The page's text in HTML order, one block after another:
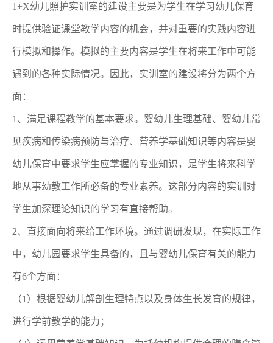
1+X幼儿照护实训室的建设主要是为学生在学习幼儿保育
时提供验证课堂教学内容的机会，并对重要的实践内容进
行模拟和操作。模拟的主要内容是学生在将来工作中可能
遇到的各种实际情况。因此，实训室的建设将分为两个方
面：
1、满足课程教学的基本要求。婴幼儿生理基础、婴幼儿常
见疾病和传染病预防与治疗、营养学基础知识等内容是婴
幼儿保育中要求学生应掌握的专业知识，是学生将来科学
地从事幼教工作所必备的专业素养。这部分内容的实训对
学生加深理论知识的学习有直接帮助。
2、直接面向将来给工作环境。通过调研发现，在实际工作
中，幼儿园要求学生具备的，且与婴幼儿保育有关的能力
有6个方面：
（1）根据婴幼儿解剖生理特点以及身体生长发育的规律，
进行学前教学的能力；